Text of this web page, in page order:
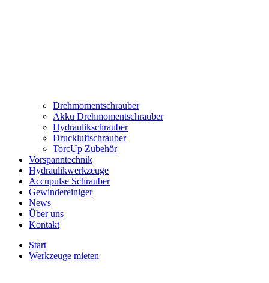
Drehmomentschrauber
Akku Drehmomentschrauber
Hydraulikschrauber
Druckluftschrauber
TorcUp Zubehör
Vorspanntechnik
Hydraulikwerkzeuge
Accupulse Schrauber
Gewindereiniger
News
Über uns
Kontakt
Start
Werkzeuge mieten